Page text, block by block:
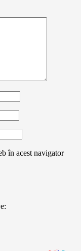
în acest navigator